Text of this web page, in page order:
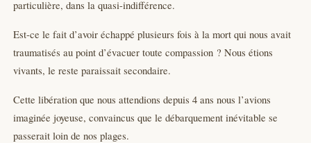
particulière, dans la quasi-indifférence.
Est-ce le fait d’avoir échappé plusieurs fois à la mort qui nous avait
traumatisés au point d’évacuer toute compassion ? Nous étions
vivants, le reste paraissait secondaire.
Cette libération que nous attendions depuis 4 ans nous l’avions
imaginée joyeuse, convaincus que le débarquement inévitable se
passerait loin de nos plages.